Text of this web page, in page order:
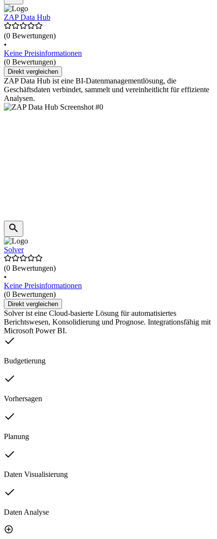
ZAP Data Hub
(0 Bewertungen)
•
Keine Preisinformationen
(0 Bewertungen)
Direkt vergleichen
ZAP Data Hub ist eine BI-Datenmanagementlösung, die
Geschäftsdaten verbindet, sammelt und vereinheitlicht für effiziente
Analysen.
Solver
(0 Bewertungen)
•
Keine Preisinformationen
(0 Bewertungen)
Direkt vergleichen
Solver ist eine Cloud-basierte Lösung für automatisiertes
Berichtswesen, Konsolidierung und Prognose. Integrationsfähig mit
Microsoft Power BI.
Budgetierung
Vorhersagen
Planung
Daten Visualisierung
Daten Analyse